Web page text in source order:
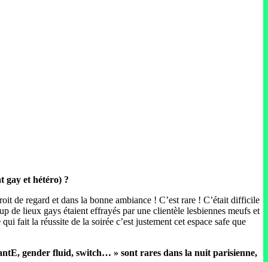
gay et hétéro) ?
de regard et dans la bonne ambiance ! C’est rare ! C’était difficile
de lieux gays étaient effrayés par une clientèle lesbiennes meufs et
fait la réussite de la soirée c’est justement cet espace safe que
gender fluid, switch… » sont rares dans la nuit parisienne,